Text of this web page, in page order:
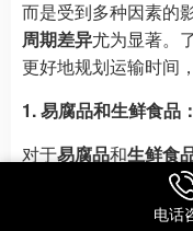
而是受到多种因素的
周期差异尤为显著。
更好地规划运输时间
1. 易腐品和生鲜食品
对于易腐品和生鲜食
至关重要。由于这
此必须采取最快速的
电话